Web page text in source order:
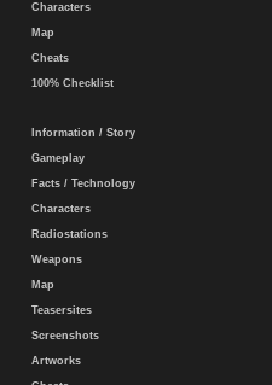
Characters
Map
Cheats
100% Checklist
Information / Story
Gameplay
Facts / Technology
Characters
Radiostations
Weapons
Map
Teasersites
Screenshots
Artworks